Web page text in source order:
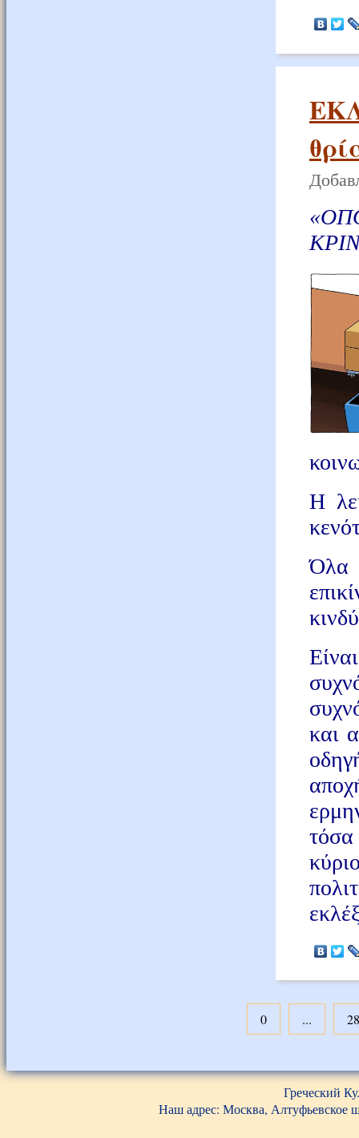
«
Η
Όλα
και
τόσα
0 ... 28
Греческий
Наш адрес: Москва, Алтуфьевское